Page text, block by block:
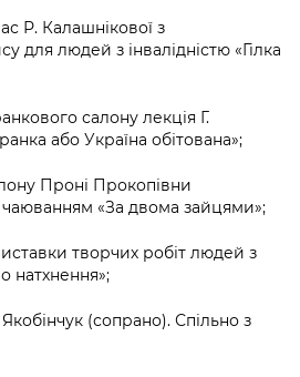
Р. Калашнікової з
для людей з інвалідністю «Гілка
салону лекція Г.
або Україна обітована»;
Проні Прокопівни
чаюванням «За двома зайцями»;
творчих робіт людей з
натхнення»;
(сопрано). Спільно з